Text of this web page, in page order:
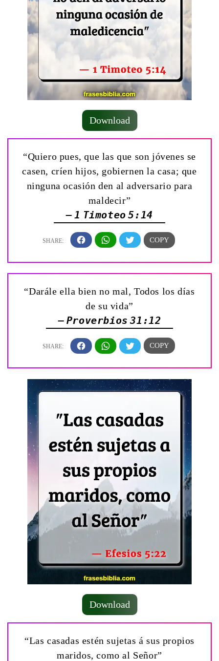
Download
“Quiero pues, que las que son jóvenes se
casen, críen hijos, gobiernen la casa; que
ninguna ocasión den al adversario para
maldecir”
— 1 Timoteo 5:14
“Darále ella bien no mal, Todos los días
de su vida”
— Proverbios 31:12
Download
“Las casadas estén sujetas á sus propios
maridos, como al Señor”